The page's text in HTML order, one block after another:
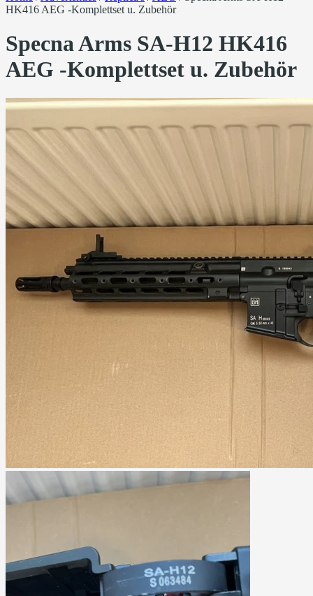
HK416 AEG -Komplettset u. Zubehör
Specna Arms SA-H12 HK416
AEG -Komplettset u. Zubehör